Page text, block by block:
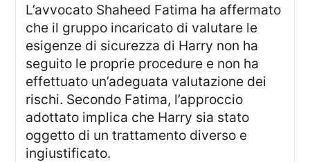
L’avvocato Shaheed Fatima ha affermato
che il gruppo incaricato di valutare le
esigenze di sicurezza di Harry non ha
seguito le proprie procedure e non ha
effettuato un’adeguata valutazione dei
rischi. Secondo Fatima, l’approccio
adottato implica che Harry sia stato
oggetto di un trattamento diverso e
ingiustificato.